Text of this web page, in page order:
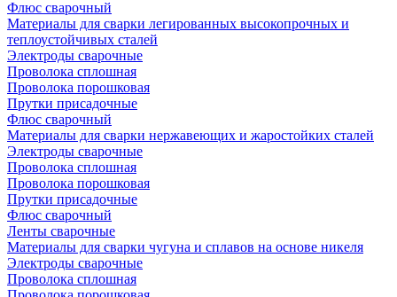
Флюс сварочный
Материалы для сварки легированных высокопрочных и
теплоустойчивых сталей
Электроды сварочные
Проволока сплошная
Проволока порошковая
Прутки присадочные
Флюс сварочный
Материалы для сварки нержавеющих и жаростойких сталей
Электроды сварочные
Проволока сплошная
Проволока порошковая
Прутки присадочные
Флюс сварочный
Ленты сварочные
Материалы для сварки чугуна и сплавов на основе никеля
Электроды сварочные
Проволока сплошная